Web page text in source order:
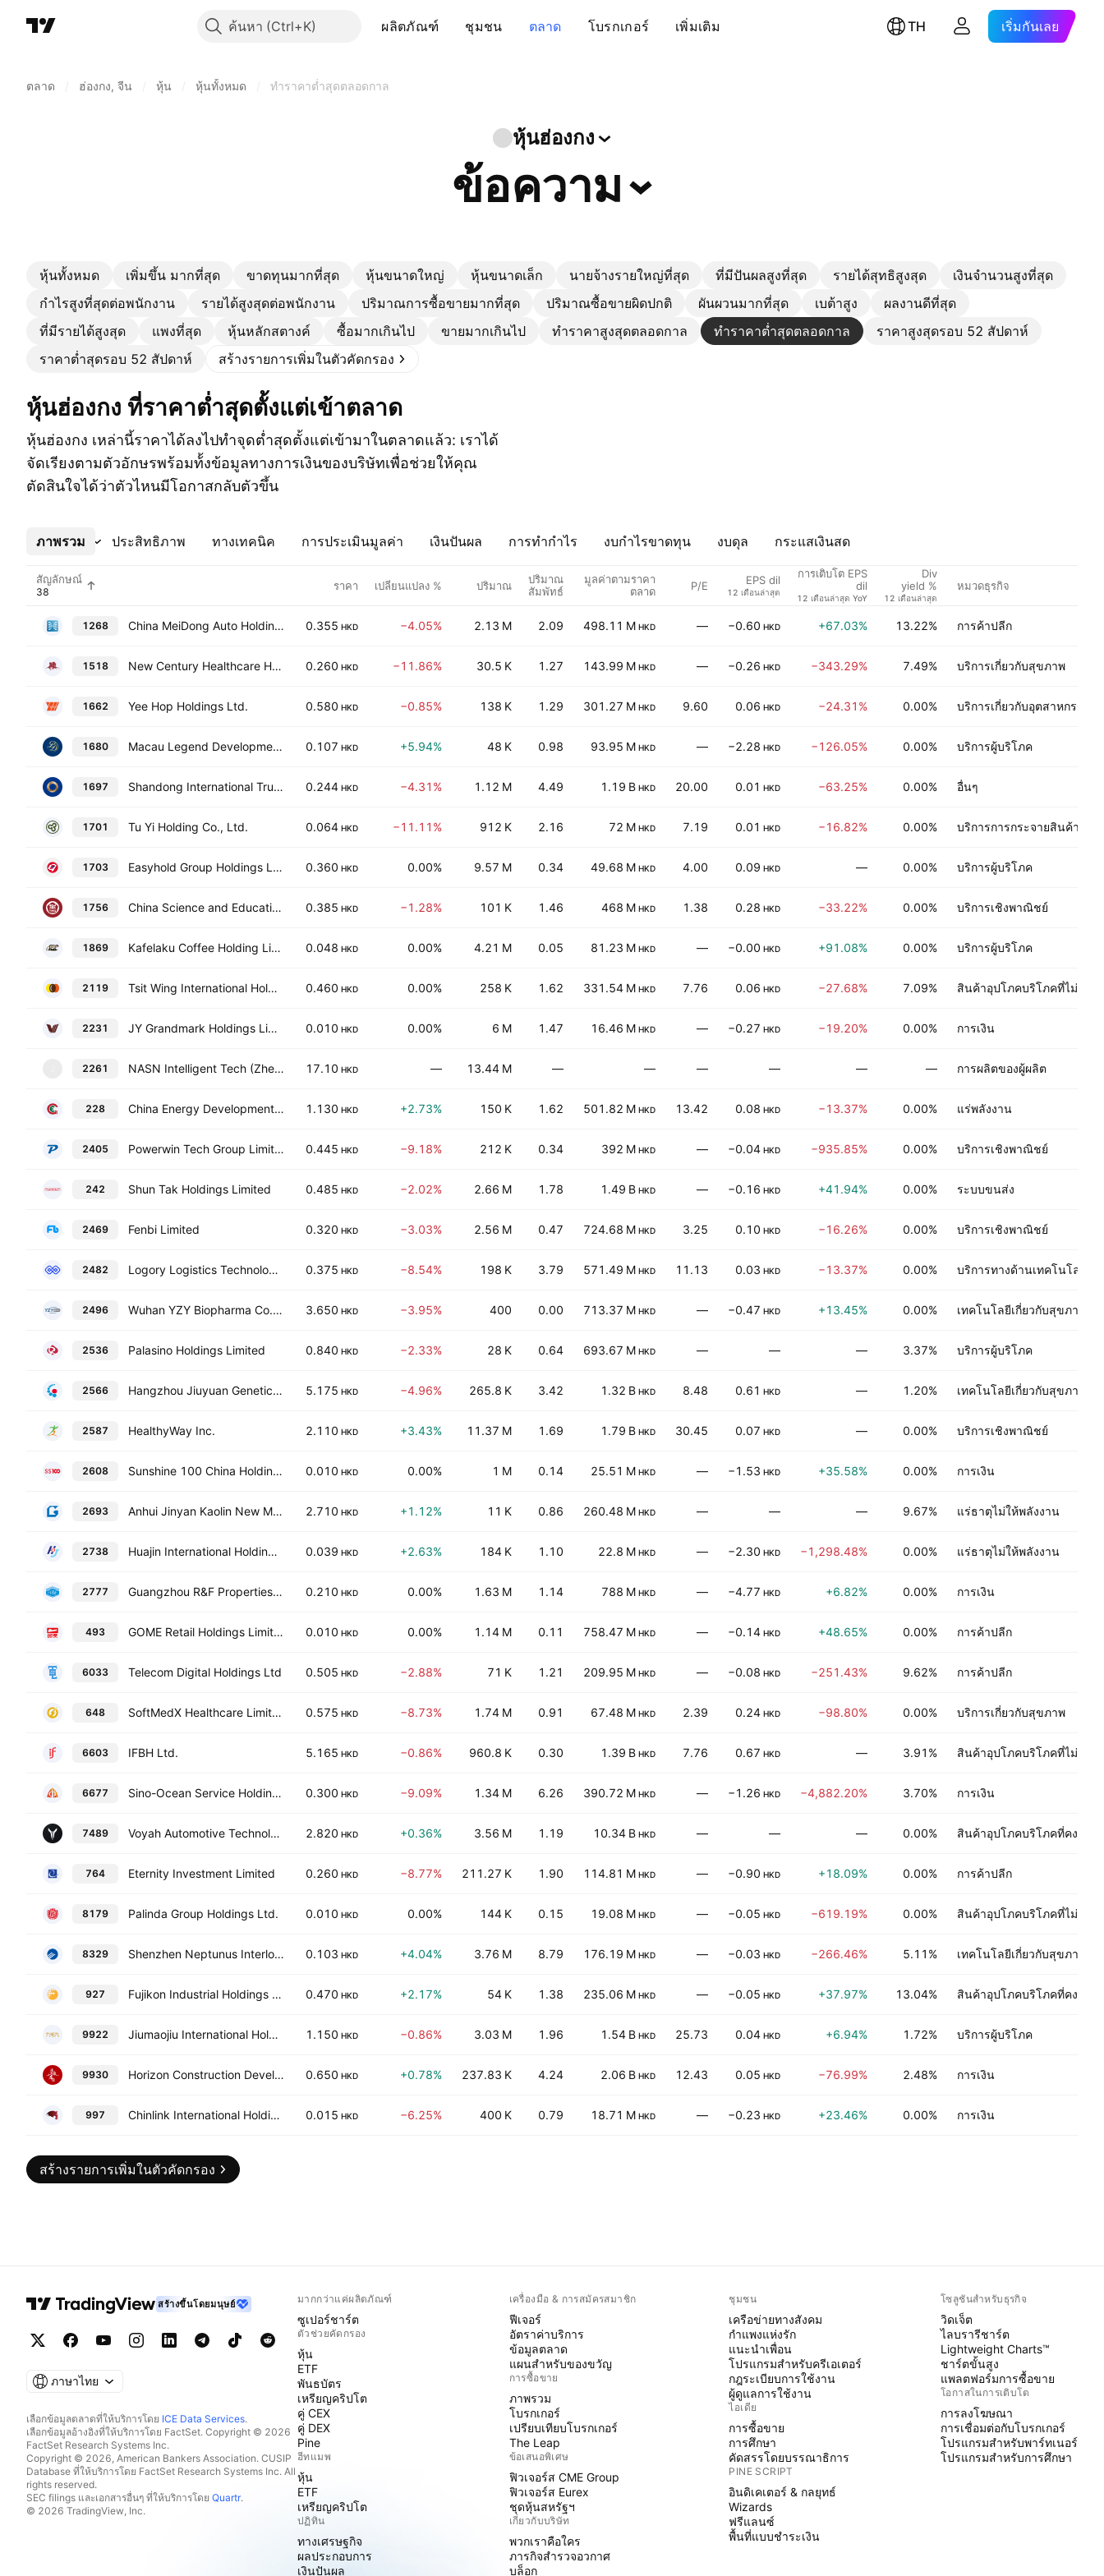
ค้นหา ผลิตภัณฑ์ ชุมชน ตลาด โบรกเกอร์ เพิ่มเติม TH เริ่มกันเลย
ตลาด ฮ่องกง, จีน หุ้น หุ้นทั้งหมด ทำราคาต่ำสุดตลอดกาล
หุ้นฮ่องกง
ข้อความ
หุ้นทั้งหมด เพิ่มขึ้น มากที่สุด ขาดทุนมากที่สุด หุ้นขนาดใหญ่ หุ้นขนาดเล็ก นายจ้างรายใหญ่ที่สุด ที่มีปันผลสูงที่สุด รายได้สุทธิสูงสุด
เงินจำนวนสูงที่สุด
กำไรสูงที่สุดต่อพนักงาน
รายได้สูงสุดต่อพนักงาน ปริมาณการซื้อขายมากที่สุด ปริมาณซื้อขายผิดปกติ ผันผวนมากที่สุด เบต้าสูง
ผลงานดีที่สุด
ที่มีรายได้สูงสุด
แพงที่สุด หุ้นหลักสตางค์ ซื้อมากเกินไป ขายมากเกินไป ทำราคาสูงสุดตลอดกาล ทำราคาต่ำสุดตลอดกาล
ราคาสูงสุดรอบ 52 สัปดาห์
ราคาต่ำสุดรอบ 52 สัปดาห์
สร้างรายการเพิ่มในตัวคัดกรอง
หุ้นฮ่องกง ที่ราคาต่ำสุดตั้งแต่เข้าตลาด
หุ้นฮ่องกง เหล่านี้ราคาได้ลงไปทำจุดต่ำสุดตั้งแต่เข้ามาในตลาดแล้ว: เราได้
จัดเรียงตามตัวอักษรพร้อมท้้งข้อมูลทางการเงินของบริษัทเพื่อช่วยให้คุณ
ตัดสินใจได้ว่าตัวไหนมีโอกาสกลับตัวขึ้น
ภาพรวม ประสิทธิภาพ ทางเทคนิค การประเมินมูลค่า เงินปันผล การทำกำไร งบกำไรขาดทุน งบดุล กระแสเงินสด
เพิ่มเติม
สัญลักษณ์ ราคา เปลี่ยนแปลง % ปริมาณ
ปริมาณ
สัมพัทธ์
มูลค่าตามราคา
ตลาด
P/E EPS dil
12 เดือนล่าสุด
การเติบโต EPS
dil
12 เดือนล่าสุด YoY
Div
yield %
12 เดือนล่าสุด
หมวดธุรกิจ
1268 China MeiDong Auto Holdings Ltd. 0.355 HKD −4.05% 2.13 M 2.09 498.11 M HKD — −0.60 HKD +67.03% 13.22% การค้าปลีก
1518 New Century Healthcare Holding Co. Ltd. 0.260 HKD −11.86% 30.5 K 1.27 143.99 M HKD — −0.26 HKD −343.29% 7.49% บริการเกี่ยวกับสุขภาพ
1662 Yee Hop Holdings Ltd. 0.580 HKD −0.85% 138 K 1.29 301.27 M HKD 9.60 0.06 HKD −24.31% 0.00% บริการเกี่ยวกับอุตสาหกรรม
1680 Macau Legend Development Limited 0.107 HKD +5.94% 48 K 0.98 93.95 M HKD — −2.28 HKD −126.05% 0.00% บริการผู้บริโภค
1697 Shandong International Trust Co. Ltd. Class H 0.244 HKD −4.31% 1.12 M 4.49 1.19 B HKD 20.00 0.01 HKD −63.25% 0.00% อื่นๆ
1701 Tu Yi Holding Co., Ltd. 0.064 HKD −11.11% 912 K 2.16 72 M HKD 7.19 0.01 HKD −16.82% 0.00% บริการการกระจายสินค้า
1703 Easyhold Group Holdings Limited 0.360 HKD 0.00% 9.57 M 0.34 49.68 M HKD 4.00 0.09 HKD — 0.00% บริการผู้บริโภค
1756 China Science and Education Industry Group Limited 0.385 HKD −1.28% 101 K 1.46 468 M HKD 1.38 0.28 HKD −33.22% 0.00% บริการเชิงพาณิชย์
1869 Kafelaku Coffee Holding Limited 0.048 HKD 0.00% 4.21 M 0.05 81.23 M HKD — −0.00 HKD +91.08% 0.00% บริการผู้บริโภค
2119 Tsit Wing International Holdings Limited 0.460 HKD 0.00% 258 K 1.62 331.54 M HKD 7.76 0.06 HKD −27.68% 7.09% สินค้าอุปโภคบริโภคที่ไม่คงท
2231 JY Grandmark Holdings Limited 0.010 HKD 0.00% 6 M 1.47 16.46 M HKD — −0.27 HKD −19.20% 0.00% การเงิน
2261 NASN Intelligent Tech (Zhejiang) Co., Ltd. Class H 17.10 HKD — 13.44 M — — — — — — การผลิตของผู้ผลิต
228 China Energy Development Holdings Limited 1.130 HKD +2.73% 150 K 1.62 501.82 M HKD 13.42 0.08 HKD −13.37% 0.00% แร่พลังงาน
2405 Powerwin Tech Group Limited 0.445 HKD −9.18% 212 K 0.34 392 M HKD — −0.04 HKD −935.85% 0.00% บริการเชิงพาณิชย์
242 Shun Tak Holdings Limited 0.485 HKD −2.02% 2.66 M 1.78 1.49 B HKD — −0.16 HKD +41.94% 0.00% ระบบขนส่ง
2469 Fenbi Limited 0.320 HKD −3.03% 2.56 M 0.47 724.68 M HKD 3.25 0.10 HKD −16.26% 0.00% บริการเชิงพาณิชย์
2482 Logory Logistics Technology Co. Ltd. Class H 0.375 HKD −8.54% 198 K 3.79 571.49 M HKD 11.13 0.03 HKD −13.37% 0.00% บริการทางด้านเทคโนโลยี
2496 Wuhan YZY Biopharma Co., Ltd. Class H 3.650 HKD −3.95% 400 0.00 713.37 M HKD — −0.47 HKD +13.45% 0.00% เทคโนโลยีเกี่ยวกับสุขภาพ
2536 Palasino Holdings Limited 0.840 HKD −2.33% 28 K 0.64 693.67 M HKD — — — 3.37% บริการผู้บริโภค
2566 Hangzhou Jiuyuan Genetic Biopharmaceutical Co., Ltd. Class H 5.175 HKD −4.96% 265.8 K 3.42 1.32 B HKD 8.48 0.61 HKD — 1.20% เทคโนโลยีเกี่ยวกับสุขภาพ
2587 HealthyWay Inc. 2.110 HKD +3.43% 11.37 M 1.69 1.79 B HKD 30.45 0.07 HKD — 0.00% บริการเชิงพาณิชย์
2608 Sunshine 100 China Holdings Ltd. 0.010 HKD 0.00% 1 M 0.14 25.51 M HKD — −1.53 HKD +35.58% 0.00% การเงิน
2693 Anhui Jinyan Kaolin New Materials Co., Ltd. Class H 2.710 HKD +1.12% 11 K 0.86 260.48 M HKD — — — 9.67% แร่ธาตุไม่ให้พลังงาน
2738 Huajin International Holdings Ltd. 0.039 HKD +2.63% 184 K 1.10 22.8 M HKD — −2.30 HKD −1,298.48% 0.00% แร่ธาตุไม่ให้พลังงาน
2777 Guangzhou R&F Properties Co., Ltd. Class H 0.210 HKD 0.00% 1.63 M 1.14 788 M HKD — −4.77 HKD +6.82% 0.00% การเงิน
493 GOME Retail Holdings Limited 0.010 HKD 0.00% 1.14 M 0.11 758.47 M HKD — −0.14 HKD +48.65% 0.00% การค้าปลีก
6033 Telecom Digital Holdings Ltd 0.505 HKD −2.88% 71 K 1.21 209.95 M HKD — −0.08 HKD −251.43% 9.62% การค้าปลีก
648 SoftMedX Healthcare Limited 0.575 HKD −8.73% 1.74 M 0.91 67.48 M HKD 2.39 0.24 HKD −98.80% 0.00% บริการเกี่ยวกับสุขภาพ
6603 IFBH Ltd. 5.165 HKD −0.86% 960.8 K 0.30 1.39 B HKD 7.76 0.67 HKD — 3.91% สินค้าอุปโภคบริโภคที่ไม่คงท
6677 Sino-Ocean Service Holding Ltd. 0.300 HKD −9.09% 1.34 M 6.26 390.72 M HKD — −1.26 HKD −4,882.20% 3.70% การเงิน
7489 Voyah Automotive Technology Co Ltd Class H 2.820 HKD +0.36% 3.56 M 1.19 10.34 B HKD — — — 0.00% สินค้าอุปโภคบริโภคที่คงทนถ
764 Eternity Investment Limited 0.260 HKD −8.77% 211.27 K 1.90 114.81 M HKD — −0.90 HKD +18.09% 0.00% การค้าปลีก
8179 Palinda Group Holdings Ltd. 0.010 HKD 0.00% 144 K 0.15 19.08 M HKD — −0.05 HKD −619.19% 0.00% สินค้าอุปโภคบริโภคที่ไม่คงท
8329 Shenzhen Neptunus Interlong Bio-Technique Co. Ltd. Class H 0.103 HKD +4.04% 3.76 M 8.79 176.19 M HKD — −0.03 HKD −266.46% 5.11% เทคโนโลยีเกี่ยวกับสุขภาพ
927 Fujikon Industrial Holdings Limited 0.470 HKD +2.17% 54 K 1.38 235.06 M HKD — −0.05 HKD +37.97% 13.04% สินค้าอุปโภคบริโภคที่คงทนถ
9922 Jiumaojiu International Holdings Ltd. 1.150 HKD −0.86% 3.03 M 1.96 1.54 B HKD 25.73 0.04 HKD +6.94% 1.72% บริการผู้บริโภค
9930 Horizon Construction Development Limited 0.650 HKD +0.78% 237.83 K 4.24 2.06 B HKD 12.43 0.05 HKD −76.99% 2.48% การเงิน
997 Chinlink International Holdings Limited 0.015 HKD −6.25% 400 K 0.79 18.71 M HKD — −0.23 HKD +23.46% 0.00% การเงิน
สร้างรายการเพิ่มในตัวคัดกรอง
สร้างขึ้นโดยมนุษย์
ภาษาไทย
เลือกข้อมูลตลาดที่ให้บริการโดย ICE Data Services.
เลือกข้อมูลอ้างอิงที่ให้บริการโดย FactSet. Copyright © 2026
FactSet Research Systems Inc.
Copyright © 2026, American Bankers Association. CUSIP
Database ที่ให้บริการโดย FactSet Research Systems Inc. All
rights reserved.
SEC filings และเอกสารอื่นๆ ที่ให้บริการโดย Quartr.
© 2026 TradingView, Inc.
มากกว่าแค่ผลิตภัณฑ์
ซูเปอร์ชาร์ต
ตัวช่วยคัดกรอง
หุ้น
ETF
พันธบัตร
เหรียญคริปโต
คู่ CEX
คู่ DEX
Pine
ฮีทแมพ
หุ้น
ETF
เหรียญคริปโต
ปฏิทิน
ทางเศรษฐกิจ
ผลประกอบการ
เงินปันผล
เครื่องมือ & การสมัครสมาชิก
ฟีเจอร์
อัตราค่าบริการ
ข้อมูลตลาด
แผนสำหรับของขวัญ
การซื้อขาย
ภาพรวม
โบรกเกอร์
เปรียบเทียบโบรกเกอร์
The Leap
ข้อเสนอพิเศษ
ฟิวเจอร์ส CME Group
ฟิวเจอร์ส Eurex
ชุดหุ้นสหรัฐฯ
เกี่ยวกับบริษัท
พวกเราคือใคร
ภารกิจสำรวจอวกาศ
บล็อก
ชุมชน
เครือข่ายทางสังคม
กำแพงแห่งรัก
แนะนำเพื่อน
โปรแกรมสำหรับครีเอเตอร์
กฎระเบียบการใช้งาน
ผู้ดูแลการใช้งาน
ไอเดีย
การซื้อขาย
การศึกษา
คัดสรรโดยบรรณาธิการ
PINE SCRIPT
อินดิเคเตอร์ & กลยุทธ์
Wizards
ฟรีแลนซ์
พื้นที่แบบชำระเงิน
โซลูชันสำหรับธุรกิจ
วิดเจ็ต
ไลบรารีชาร์ต
Lightweight Charts™
ชาร์ตขั้นสูง
แพลตฟอร์มการซื้อขาย
โอกาสในการเติบโต
การลงโฆษณา
การเชื่อมต่อกับโบรกเกอร์
โปรแกรมสำหรับพาร์ทเนอร์
โปรแกรมสำหรับการศึกษา